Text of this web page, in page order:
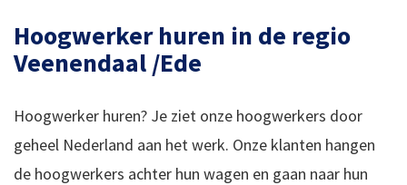
Hoogwerker huren in de regio
Veenendaal /Ede
Hoogwerker huren? Je ziet onze hoogwerkers door
geheel Nederland aan het werk. Onze klanten hangen
de hoogwerkers achter hun wagen en gaan naar hun